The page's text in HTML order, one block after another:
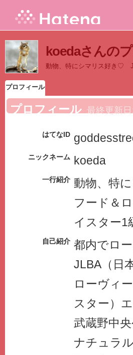
koedaさんの
動物、特にシマリス好き♡
プロフィール
プロフィール 最終更新日:
はてなID
ニックネーム koeda
一行紹介 動物、特
フード＆
イスター1
自己紹介 都内でロ
JLBA（日
ローヴィ
スター）
武蔵野中
ナチュラ